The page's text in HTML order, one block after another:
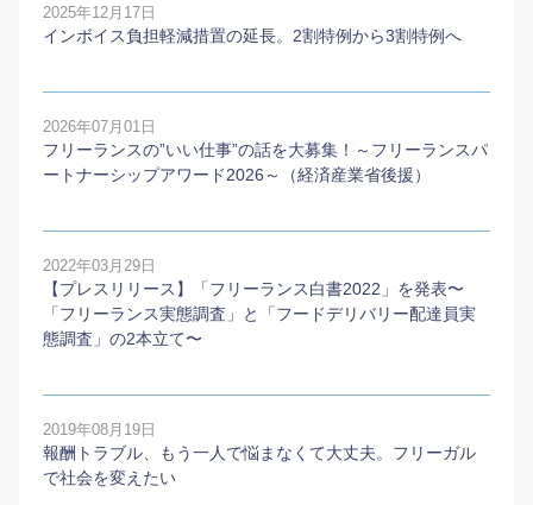
2025年12月17日
インボイス負担軽減措置の延長。2割特例から3割特例へ
2026年07月01日
フリーランスの”いい仕事”の話を大募集！～フリーランスパ
ートナーシップアワード2026～（経済産業省後援）
2022年03月29日
【プレスリリース】「フリーランス白書2022」を発表〜
「フリーランス実態調査」と「フードデリバリー配達員実
態調査」の2本⽴て〜
2019年08月19日
報酬トラブル、もう一人で悩まなくて大丈夫。フリーガル
で社会を変えたい